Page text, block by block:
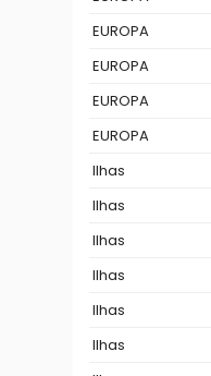
EUROPA
EUROPA
EUROPA
EUROPA
Ilhas
Ilhas
Ilhas
Ilhas
Ilhas
Ilhas